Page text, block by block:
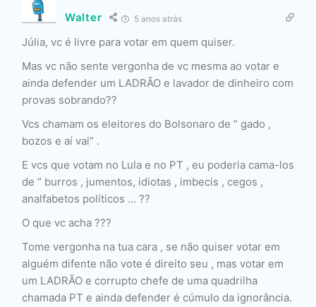
Walter 5 anos atrás
Júlia, vc é livre para votar em quem quiser.
Mas vc não sente vergonha de vc mesma ao votar e
ainda defender um LADRÃO e lavador de dinheiro com
provas sobrando??
Vcs chamam os eleitores do Bolsonaro de ” gado ,
bozos e aí vai” .
E vcs que votam no Lula e no PT , eu poderia cama-los
de ” burros , jumentos, idiotas , imbecis , cegos ,
analfabetos políticos … ??
O que vc acha ???
Tome vergonha na tua cara , se não quiser votar em
alguém difente não vote é direito seu , mas votar em
um LADRÃO e corrupto chefe de uma quadrilha
chamada PT e ainda defender é cúmulo da ignorância.